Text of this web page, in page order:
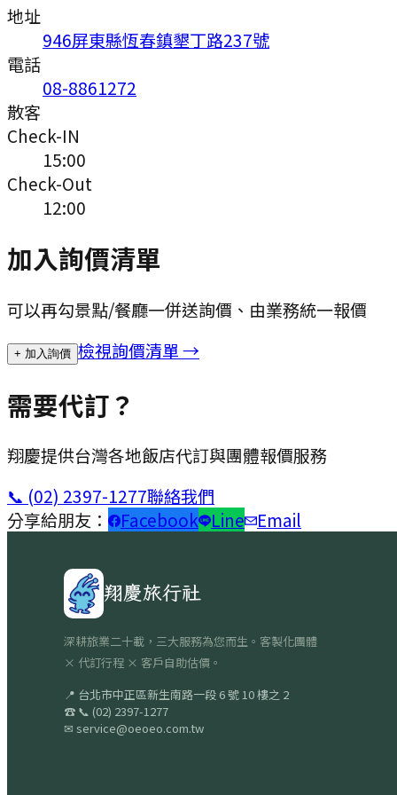
地址
946屏東縣恆春鎮墾丁路237號
電話
08-8861272
散客
Check-IN
15:00
Check-Out
12:00
加入詢價清單
可以再勾景點/餐廳一併送詢價、由業務統一報價
+ 加入詢價 檢視詢價清單 →
需要代訂？
翔慶提供台灣各地飯店代訂與團體報價服務
📞 (02) 2397-1277聯絡我們
分享給朋友：
Facebook Line Email
翔慶旅行社
深耕旅業二十載，三大服務為您而生。客製化團體
× 代訂行程 × 客戶自助估價。
📍 台北市中正區新生南路一段 6 號 10 樓之 2
☎ 📞 (02) 2397-1277
✉ service@oeoeo.com.tw